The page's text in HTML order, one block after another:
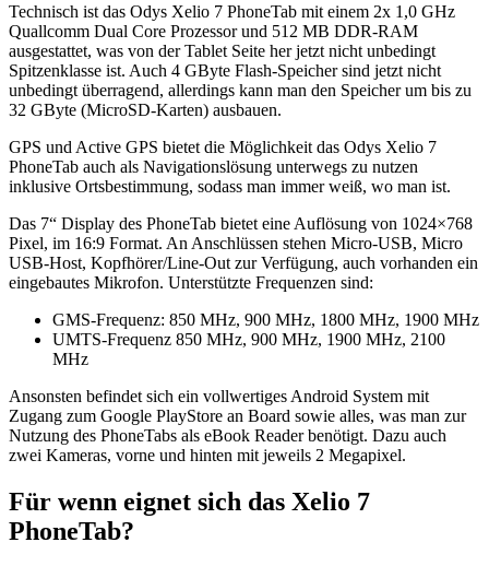
Technisch ist das Odys Xelio 7 PhoneTab mit einem 2x 1,0 GHz
Quallcomm Dual Core Prozessor und 512 MB DDR-RAM
ausgestattet, was von der Tablet Seite her jetzt nicht unbedingt
Spitzenklasse ist. Auch 4 GByte Flash-Speicher sind jetzt nicht
unbedingt überragend, allerdings kann man den Speicher um bis zu
32 GByte (MicroSD-Karten) ausbauen.
GPS und Active GPS bietet die Möglichkeit das Odys Xelio 7
PhoneTab auch als Navigationslösung unterwegs zu nutzen
inklusive Ortsbestimmung, sodass man immer weiß, wo man ist.
Das 7“ Display des PhoneTab bietet eine Auflösung von 1024×768
Pixel, im 16:9 Format. An Anschlüssen stehen Micro-USB, Micro
USB-Host, Kopfhörer/Line-Out zur Verfügung, auch vorhanden ein
eingebautes Mikrofon. Unterstützte Frequenzen sind:
GMS-Frequenz: 850 MHz, 900 MHz, 1800 MHz, 1900 MHz
UMTS-Frequenz 850 MHz, 900 MHz, 1900 MHz, 2100
MHz
Ansonsten befindet sich ein vollwertiges Android System mit
Zugang zum Google PlayStore an Board sowie alles, was man zur
Nutzung des PhoneTabs als eBook Reader benötigt. Dazu auch
zwei Kameras, vorne und hinten mit jeweils 2 Megapixel.
Für wenn eignet sich das Xelio 7
PhoneTab?